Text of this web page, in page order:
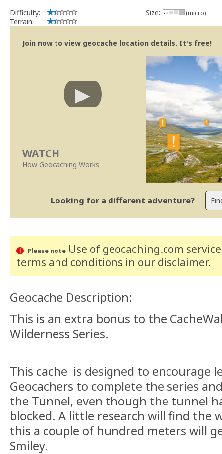
Difficulty:
Terrain:
Size: (micro)
Join now to view geocache location details. It's free!
WATCH
How Geocaching Works
Looking for a different adventure?
Please noteUse of geocaching.com
terms and conditions in our disclaimer.
Geocache Description:
This is an extra bonus to the
Wilderness Series.
This cache is designed to encourage
Geocachers to complete the series
the Tunnel, even though the tunnel
blocked. A little research will find the
this a couple of hundred meters will
Smiley.